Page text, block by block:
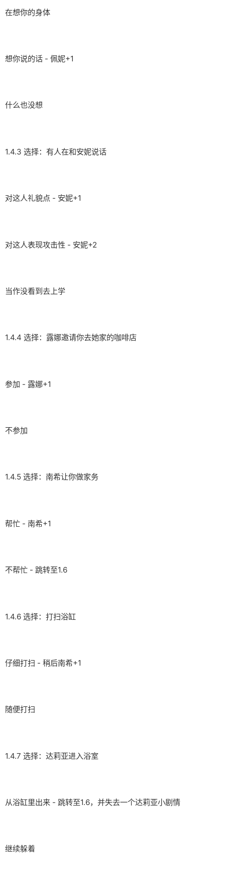
在想你的身体
想你说的话 - 佩妮+1
什么也没想
1.4.3 选择：有人在和安妮说话
对这人礼貌点 - 安妮+1
对这人表现攻击性 - 安妮+2
当作没看到去上学
1.4.4 选择：露娜邀请你去她家的咖啡店
参加 - 露娜+1
不参加
1.4.5 选择：南希让你做家务
帮忙 - 南希+1
不帮忙 - 跳转至1.6
1.4.6 选择：打扫浴缸
仔细打扫 - 稍后南希+1
随便打扫
1.4.7 选择：达莉亚进入浴室
从浴缸里出来 - 跳转至1.6，并失去一个达莉亚小剧情
继续躲着